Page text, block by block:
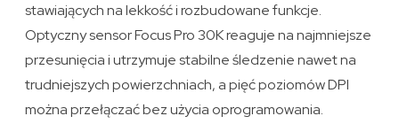
stawiających na lekkość i rozbudowane funkcje.
Optyczny sensor Focus Pro 30K reaguje na najmniejsze
przesunięcia i utrzymuje stabilne śledzenie nawet na
trudniejszych powierzchniach, a pięć poziomów DPI
można przełączać bez użycia oprogramowania.